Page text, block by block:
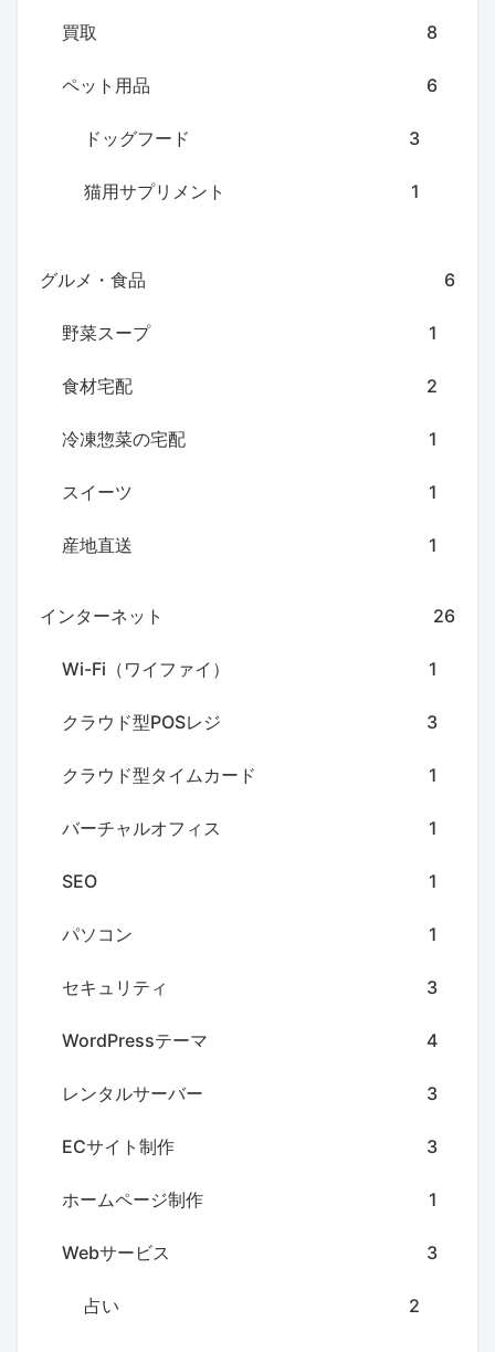
買取 8
ペット用品 6
ドッグフード 3
猫用サプリメント 1
グルメ・食品 6
野菜スープ 1
食材宅配 2
冷凍惣菜の宅配 1
スイーツ 1
産地直送 1
インターネット 26
Wi-Fi（ワイファイ） 1
クラウド型POSレジ 3
クラウド型タイムカード 1
バーチャルオフィス 1
SEO 1
パソコン 1
セキュリティ 3
WordPressテーマ 4
レンタルサーバー 3
ECサイト制作 3
ホームページ制作 1
Webサービス 3
占い 2